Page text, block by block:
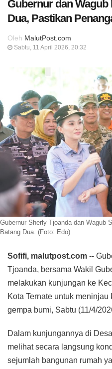
Gubernur dan Wagub
Dua, Pastikan
Oleh MalutPost.com
Sabtu, 11 April 2026, 20:32
Gubernur Sherly Tjoanda dan Wagub
Batang Dua. (Foto: Edo)
Sofifi, malutpost.com --
Tjoanda, bersama Wakil
melakukan kunjungan ke
Kota Ternate untuk
gempa bumi, Sabtu (11/4/
Dalam kunjungannya di
melihat secara langsung
sejumlah bangunan rumah